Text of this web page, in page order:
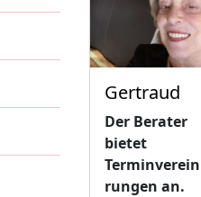
Gertraud
Der Berater
bietet
rungen an.